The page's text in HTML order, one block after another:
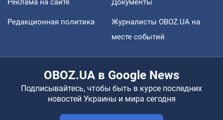
Реклама на сайте Документы
Редакционная политика
Журналисты OBOZ.UA на
месте событий
OBOZ.UA в Google News
Подписывайтесь, чтобы быть в курсе последних
новостей Украины и мира сегодня